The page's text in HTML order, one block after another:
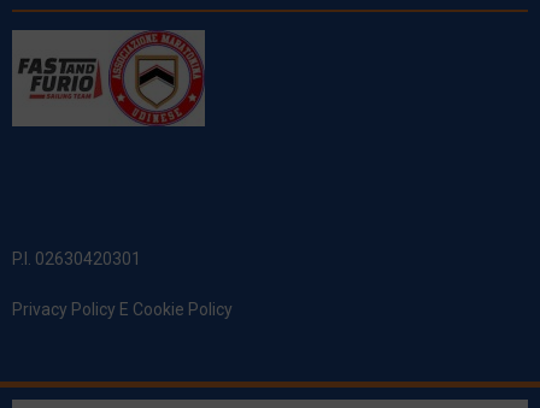
P.I. 02630420301
Privacy Policy E Cookie Policy